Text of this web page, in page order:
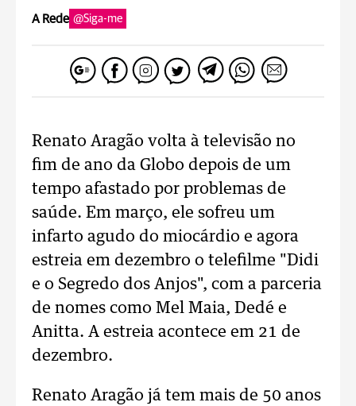
A Rede @Siga-me
Renato Aragão volta à televisão no
fim de ano da Globo depois de um
tempo afastado por problemas de
saúde. Em março, ele sofreu um
infarto agudo do miocárdio e agora
estreia em dezembro o telefilme "Didi
e o Segredo dos Anjos", com a parceria
de nomes como Mel Maia, Dedé e
Anitta. A estreia acontece em 21 de
dezembro.
Renato Aragão já tem mais de 50 anos